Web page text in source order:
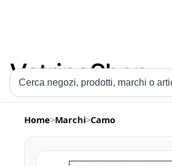
Home>Marchi>Camo